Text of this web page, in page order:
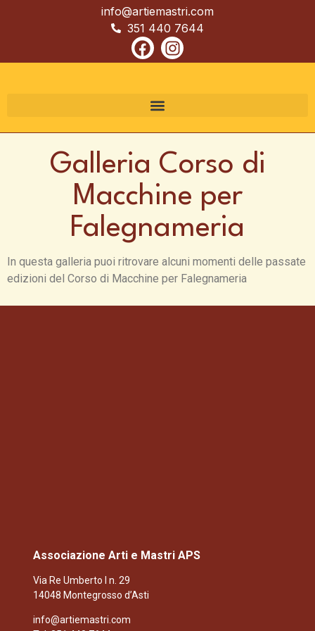
info@artiemastri.com
351 440 7644
Galleria Corso di
Macchine per
Falegnameria
In questa galleria puoi ritrovare alcuni momenti delle passate
edizioni del Corso di Macchine per Falegnameria
Associazione Arti e Mastri APS
Via Re Umberto I n. 29
14048 Montegrosso d’Asti
info@artiemastri.com